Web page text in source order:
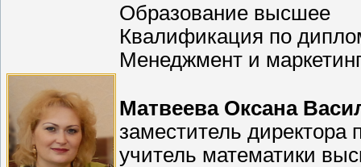
Образование высшее
Квалификация по
Менеджмент и
Матвеева Оксана
заместитель директора
учитель математики